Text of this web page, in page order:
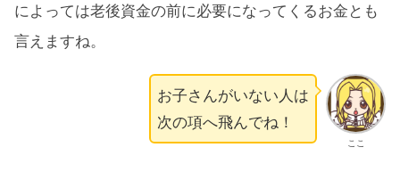
によっては老後資金の前に必要になってくるお金とも
言えますね。
ここ
お子さんがいない人は
次の項へ飛んでね！